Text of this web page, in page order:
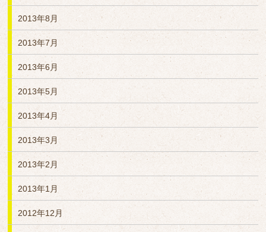
2013年8月
2013年7月
2013年6月
2013年5月
2013年4月
2013年3月
2013年2月
2013年1月
2012年12月